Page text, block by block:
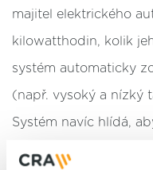
majitel elektrického
kilowatthodin, kolik
systém automaticky
(např. vysoký a nízký
Systém navíc hlídá,